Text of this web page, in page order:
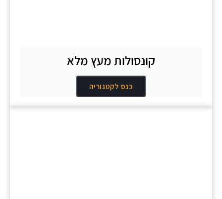
קונסולות מעץ מלא
כנס לקטגוריה